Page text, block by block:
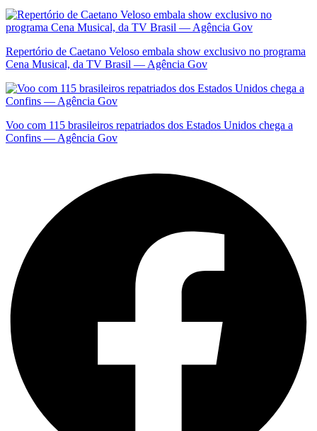
Repertório de Caetano Veloso embala show exclusivo no programa
Cena Musical, da TV Brasil — Agência Gov
Voo com 115 brasileiros repatriados dos Estados Unidos chega a
Confins — Agência Gov